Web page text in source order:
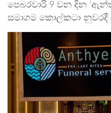
පෙබරවාරි 9 වන දින
සමාගම කොල්කටා නුවරදී